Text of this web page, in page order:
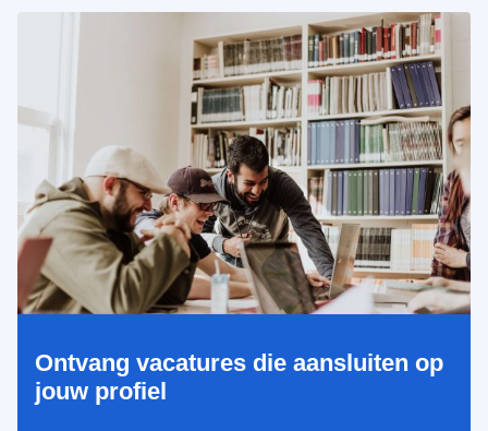
Ontvang vacatures die aansluiten op
jouw profiel